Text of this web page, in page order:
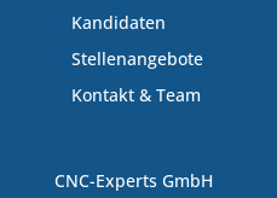
Kandidaten
Stellenangebote
Kontakt & Team
CNC-Experts GmbH